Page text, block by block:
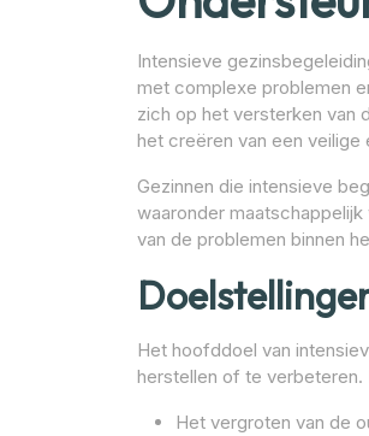
Intensieve
met complexe problemen
zich op het versterken van
het creëren van een veilige
Gezinnen die intensieve
waaronder
van de problemen binnen
Het hoofddoel van
herstellen of te verbeteren.
Het vergroten van de